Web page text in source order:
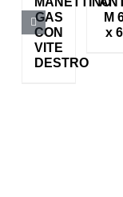
GAS
CON
VITE
DESTRO
M
x 6